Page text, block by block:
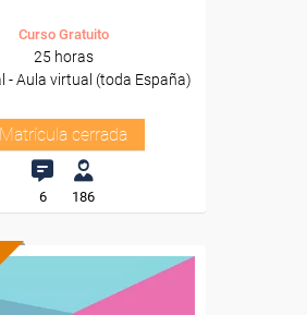
Curso Gratuito
25 horas
- Aula virtual (toda España)
Matrícula cerrada
6 186